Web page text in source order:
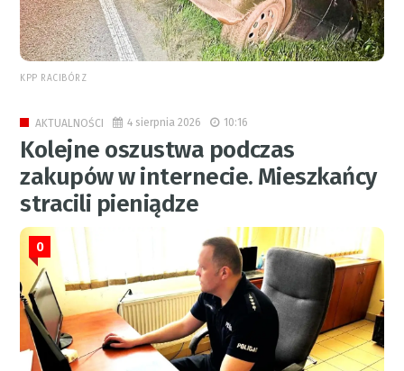
KPP RACIBÓRZ
AKTUALNOŚCI 4 sierpnia 2026 10:16
Kolejne oszustwa podczas
zakupów w internecie. Mieszkańcy
stracili pieniądze
0